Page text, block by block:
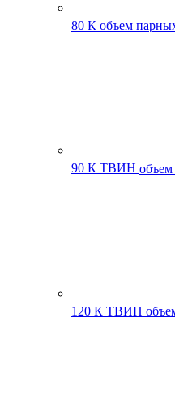
80 К объем
90 К ТВИН
120 К ТВИН